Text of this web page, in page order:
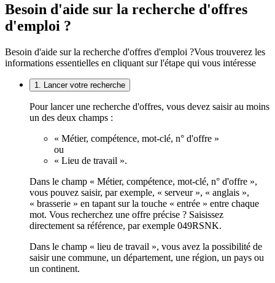
Besoin d'aide sur la recherche d'offres
d'emploi ?
Besoin d'aide sur la recherche d'offres d'emploi ?Vous trouverez les
informations essentielles en cliquant sur l'étape qui vous intéresse
1. Lancer votre recherche
Pour lancer une recherche d'offres, vous devez saisir au moins
un des deux champs :
« Métier, compétence, mot-clé, n° d'offre »
ou
« Lieu de travail ».
Dans le champ « Métier, compétence, mot-clé, n° d'offre »,
vous pouvez saisir, par exemple, « serveur », « anglais »,
« brasserie » en tapant sur la touche « entrée » entre chaque
mot. Vous recherchez une offre précise ? Saisissez
directement sa référence, par exemple 049RSNK.
Dans le champ « lieu de travail », vous avez la possibilité de
saisir une commune, un département, une région, un pays ou
un continent.